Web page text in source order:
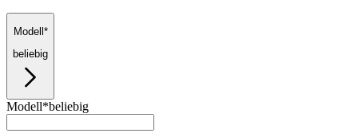
Modell*
beliebig
Modell*beliebig